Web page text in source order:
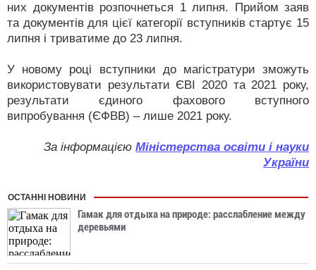
них документів розпочнеться 1 липня. Прийом заяв
та документів для цієї категорії вступників стартує 15
липня і триватиме до 23 липня.
У новому році вступники до магістратури зможуть
використовувати результати ЄВІ 2020 та 2021 року,
результати єдиного фахового вступного
випробування (ЄФВВ) – лише 2021 року.
За інформацією Міністерства освіти і науки
України
ОСТАННІ НОВИНИ
Гамак для отдыха на природе: расслабление между
деревьями